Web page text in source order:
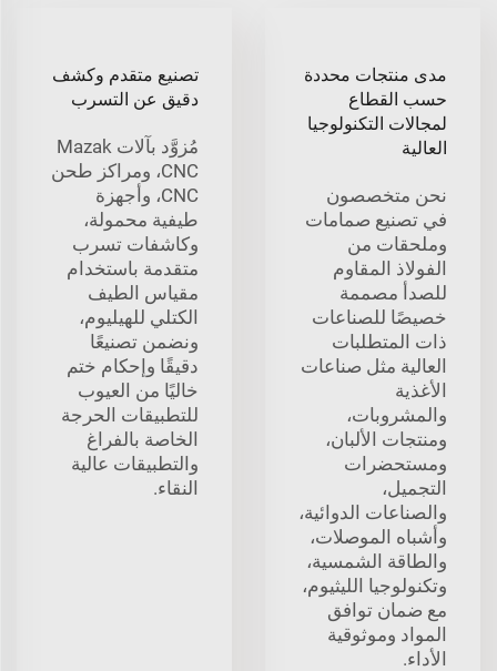
مدى منتجات محددة
حسب القطاع
لمجالات التكنولوجيا
العالية
نحن متخصصون
في تصنيع صمامات
وملحقات من
الفولاذ المقاوم
للصدأ مصممة
خصيصًا للصناعات
ذات المتطلبات
العالية مثل صناعات
الأغذية
والمشروبات،
ومنتجات الألبان،
ومستحضرات
التجميل،
والصناعات الدوائية،
وأشباه الموصلات،
والطاقة الشمسية،
وتكنولوجيا الليثيوم،
مع ضمان توافق
المواد وموثوقية
الأداء.
تصنيع متقدم وكشف
دقيق عن التسرب
مُزوَّد بآلات Mazak
CNC، ومراكز طحن
CNC، وأجهزة
طيفية محمولة،
وكاشفات تسرب
متقدمة باستخدام
مقياس الطيف
الكتلي للهيليوم،
ونضمن تصنيعًا
دقيقًا وإحكام ختم
خاليًا من العيوب
للتطبيقات الحرجة
الخاصة بالفراغ
والتطبيقات عالية
النقاء.